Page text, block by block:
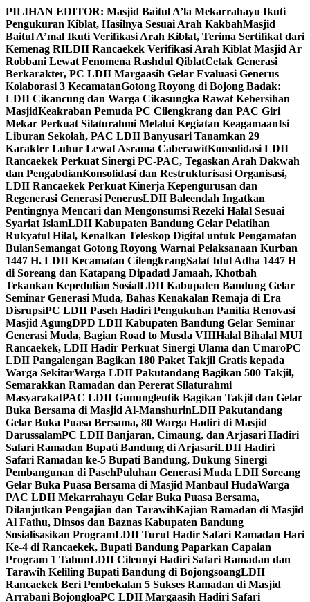
Skip
to
content
PILIHAN EDITOR: Masjid Baitul A’la Mekarrahayu Ikuti
Pengukuran Kiblat, Hasilnya Sesuai Arah KakbahMasjid
Baitul A’mal Ikuti Verifikasi Arah Kiblat, Terima Sertifikat dari
Kemenag RILDII Rancaekek Verifikasi Arah Kiblat Masjid Ar
Robbani Lewat Fenomena Rashdul QiblatCetak Generasi
Berkarakter, PC LDII Margaasih Gelar Evaluasi Generus
Kolaborasi 3 KecamatanGotong Royong di Bojong Badak:
LDII Cikancung dan Warga Cikasungka Rawat Kebersihan
MasjidKeakraban Pemuda PC Cilengkrang dan PAC Giri
Mekar Perkuat Silaturahmi Melalui Kegiatan KeagamaanIsi
Liburan Sekolah, PAC LDII Banyusari Tanamkan 29
Karakter Luhur Lewat Asrama CaberawitKonsolidasi LDII
Rancaekek Perkuat Sinergi PC-PAC, Tegaskan Arah Dakwah
dan PengabdianKonsolidasi dan Restrukturisasi Organisasi,
LDII Rancaekek Perkuat Kinerja Kepengurusan dan
Regenerasi Generasi PenerusLDII Baleendah Ingatkan
Pentingnya Mencari dan Mengonsumsi Rezeki Halal Sesuai
Syariat IslamLDII Kabupaten Bandung Gelar Pelatihan
Rukyatul Hilal, Kenalkan Teleskop Digital untuk Pengamatan
BulanSemangat Gotong Royong Warnai Pelaksanaan Kurban
1447 H. LDII Kecamatan CilengkrangSalat Idul Adha 1447 H
di Soreang dan Katapang Dipadati Jamaah, Khotbah
Tekankan Kepedulian SosialLDII Kabupaten Bandung Gelar
Seminar Generasi Muda, Bahas Kenakalan Remaja di Era
DisrupsiPC LDII Paseh Hadiri Pengukuhan Panitia Renovasi
Masjid AgungDPD LDII Kabupaten Bandung Gelar Seminar
Generasi Muda, Bagian Road to Musda VIIIHalal Bihalal MUI
Rancaekek, LDII Hadir Perkuat Sinergi Ulama dan UmaroPC
LDII Pangalengan Bagikan 180 Paket Takjil Gratis kepada
Warga SekitarWarga LDII Pakutandang Bagikan 500 Takjil,
Semarakkan Ramadan dan Pererat Silaturahmi
MasyarakatPAC LDII Gunungleutik Bagikan Takjil dan Gelar
Buka Bersama di Masjid Al-ManshurinLDII Pakutandang
Gelar Buka Puasa Bersama, 80 Warga Hadiri di Masjid
DarussalamPC LDII Banjaran, Cimaung, dan Arjasari Hadiri
Safari Ramadan Bupati Bandung di ArjasariLDII Hadiri
Safari Ramadan ke-5 Bupati Bandung, Dukung Sinergi
Pembangunan di PasehPuluhan Generasi Muda LDII Soreang
Gelar Buka Puasa Bersama di Masjid Manbaul HudaWarga
PAC LDII Mekarrahayu Gelar Buka Puasa Bersama,
Dilanjutkan Pengajian dan TarawihKajian Ramadan di Masjid
Al Fathu, Dinsos dan Baznas Kabupaten Bandung
Sosialisasikan ProgramLDII Turut Hadir Safari Ramadan Hari
Ke-4 di Rancaekek, Bupati Bandung Paparkan Capaian
Program 1 TahunLDII Cileunyi Hadiri Safari Ramadan dan
Tarawih Keliling Bupati Bandung di BojongsoangLDII
Rancaekek Beri Pembekalan 5 Sukses Ramadan di Masjid
Arrabani BojongloaPC LDII Margaasih Hadiri Safari